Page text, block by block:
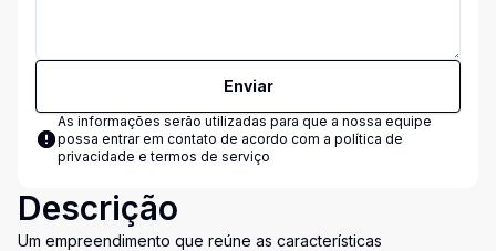
Enviar
As informações serão utilizadas para que a nossa equipe
possa entrar em contato de acordo com a política de
privacidade e termos de serviço
Descrição
Um empreendimento que reúne as características